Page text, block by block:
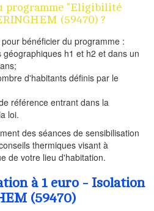
programme "Eligibilité
(59470) ?
bénéficier du programme :
h1 et h2 et dans un
d'habitants définis par le
référence entrant dans la
loi.
des séances de sensibilisation
thermiques visant à
de votre lieu d'habitation.
à 1 euro - Isolation
(59470)